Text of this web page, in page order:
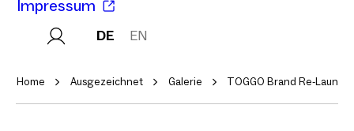
Impressum
DE EN
Home Ausgezeichnet Galerie TOGGO Brand Re-Launch